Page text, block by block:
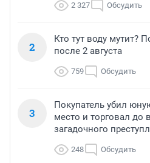
2 327 Обсудить
2
Кто тут воду мутит?
после 2 августа
759 Обсудить
3
Покупатель убил
место и торговал до
загадочного
248 Обсудить